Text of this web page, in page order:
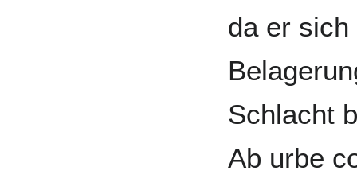
da er
Schlacht
Ab urbe